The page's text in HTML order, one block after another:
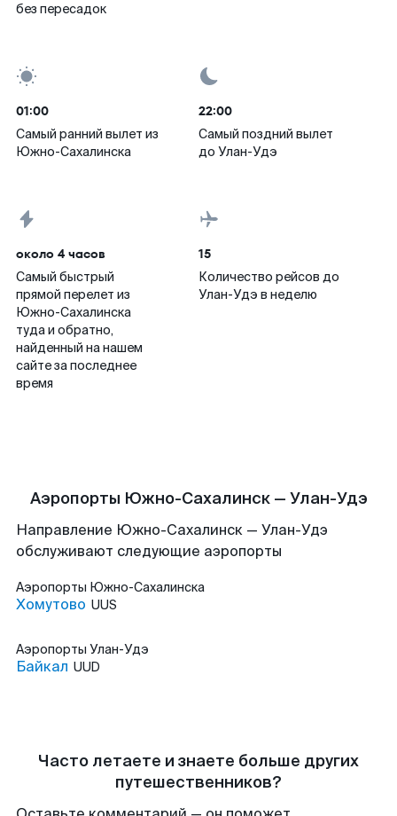
без пересадок
01:00
Самый ранний вылет из
Южно-Сахалинска
22:00
Самый поздний вылет
до Улан-Удэ
около 4 часов
Самый быстрый
прямой перелет из
Южно-Сахалинска
туда и обратно,
найденный на нашем
сайте за последнее
время
15
Количество рейсов до
Улан-Удэ в неделю
Аэропорты Южно-Сахалинск — Улан-Удэ
Направление Южно-Сахалинск — Улан-Удэ
обслуживают следующие аэропорты
Аэропорты Южно-Сахалинска
Хомутово UUS
Аэропорты Улан-Удэ
Байкал UUD
Часто летаете и знаете больше других
путешественников?